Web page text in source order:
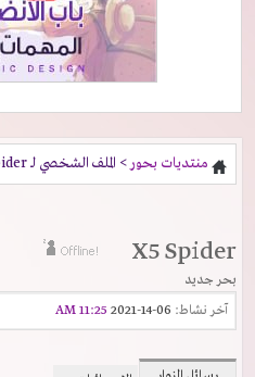
منتديات بحور > الملف الشخصي لـ X5 Spider
X5 Spider
بحر جديد
آخر نشاط:
11:25 AM